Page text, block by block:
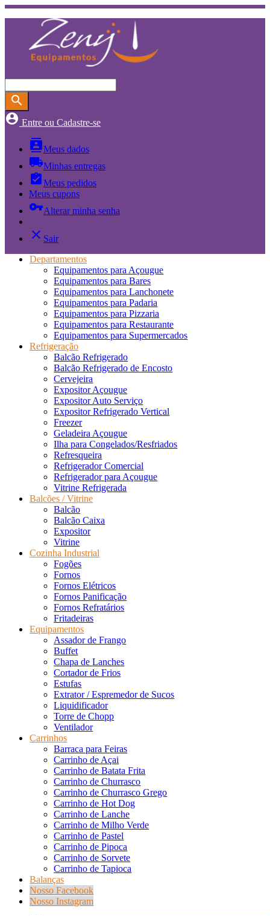
search
account_circle Entre ou Cadastre-se
contactsMeus dados
local_shippingMinhas entregas
assignment_turned_inMeus pedidos
Meus cupons
vpn_keyAlterar minha senha
close Sair
Departamentos
Equipamentos para Açougue
Equipamentos para Bares
Equipamentos para Lanchonete
Equipamentos para Padaria
Equipamentos para Pizzaria
Equipamentos para Restaurante
Equipamentos para Supermercados
Refrigeração
Balcão Refrigerado
Balcão Refrigerado de Encosto
Cervejeira
Expositor Açougue
Expositor Auto Serviço
Expositor Refrigerado Vertical
Freezer
Geladeira Açougue
Ilha para Congelados/Resfriados
Refresqueira
Refrigerador Comercial
Refrigerador para Açougue
Vitrine Refrigerada
Balcões / Vitrine
Balcão
Balcão Caixa
Expositor
Vitrine
Cozinha Industrial
Fogões
Fornos
Fornos Elétricos
Fornos Panificação
Fornos Refratários
Fritadeiras
Equipamentos
Assador de Frango
Buffet
Chapa de Lanches
Cortador de Frios
Estufas
Extrator / Espremedor de Sucos
Liquidificador
Torre de Chopp
Ventilador
Carrinhos
Barraca para Feiras
Carrinho de Açai
Carrinho de Batata Frita
Carrinho de Churrasco
Carrinho de Churrasco Grego
Carrinho de Hot Dog
Carrinho de Lanche
Carrinho de Milho Verde
Carrinho de Pastel
Carrinho de Pipoca
Carrinho de Sorvete
Carrinho de Tapioca
Balanças
Nosso Facebook
Nosso Instagram